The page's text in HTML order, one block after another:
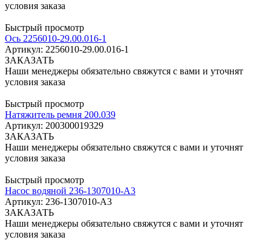
условия заказа
Быстрый просмотр
Ось 2256010-29.00.016-1
Артикул: 2256010-29.00.016-1
ЗАКАЗАТЬ
Наши менеджеры обязательно свяжутся с вами и уточнят
условия заказа
Быстрый просмотр
Натяжитель ремня 200.039
Артикул: 200300019329
ЗАКАЗАТЬ
Наши менеджеры обязательно свяжутся с вами и уточнят
условия заказа
Быстрый просмотр
Насос водяной 236-1307010-А3
Артикул: 236-1307010-А3
ЗАКАЗАТЬ
Наши менеджеры обязательно свяжутся с вами и уточнят
условия заказа